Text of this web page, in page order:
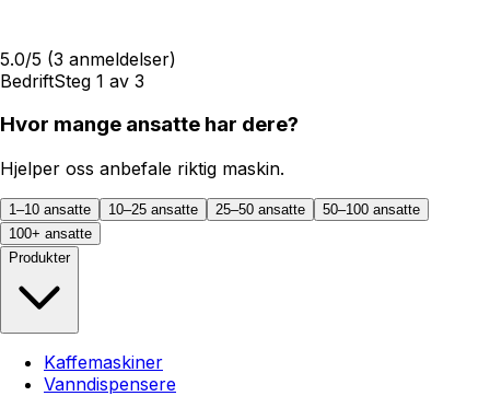
5.0/5 (3 anmeldelser)
BedriftSteg 1 av 3
Hvor mange ansatte har dere?
Hjelper oss anbefale riktig maskin.
1–10 ansatte 10–25 ansatte 25–50 ansatte
50–100 ansatte
100+ ansatte
Produkter
Kaffemaskiner
Vanndispensere